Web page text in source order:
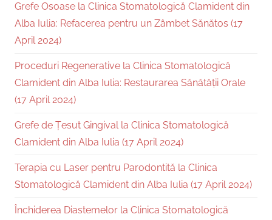
Grefe Osoase la Clinica Stomatologică Clamident din
Alba Iulia: Refacerea pentru un Zâmbet Sănătos (17
April 2024)
Proceduri Regenerative la Clinica Stomatologică
Clamident din Alba Iulia: Restaurarea Sănătății Orale
(17 April 2024)
Grefe de Țesut Gingival la Clinica Stomatologică
Clamident din Alba Iulia (17 April 2024)
Terapia cu Laser pentru Parodontită la Clinica
Stomatologică Clamident din Alba Iulia (17 April 2024)
Închiderea Diastemelor la Clinica Stomatologică